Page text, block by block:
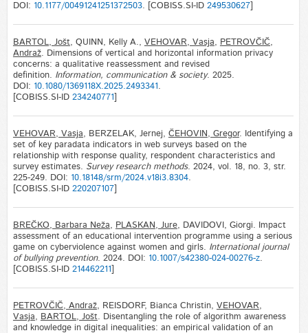
DOI: 10.1177/00491241251372503. [COBISS.SI-ID 249530627]
BARTOL, Jošt, QUINN, Kelly A., VEHOVAR, Vasja, PETROVČIČ,
Andraž. Dimensions of vertical and horizontal information privacy
concerns: a qualitative reassessment and revised
definition. Information, communication & society. 2025.
DOI: 10.1080/1369118X.2025.2493341 .
[COBISS.SI-ID 234240771
VEHOVAR, Vasja, BERZELAK, Jernej, ČEHOVIN, Gregor. Identifying a
set of key paradata indicators in web surveys based on the
relationship with response quality, respondent characteristics and
survey estimates. Survey research methods. 2024, vol. 18, no. 3, str.
225-249. DOI: 10.18148/srm/2024.v18i3.8304.
[COBISS.SI-ID 220207107]
BREČKO, Barbara Neža, PLASKAN, Jure, DAVIDOVI, Giorgi. Impact
assessment of an educational intervention programme using a serious
game on cyberviolence against women and girls. International journal
of bullying prevention. 2024. DOI: 10.1007/s42380-024-00276-z.
[COBISS.SI-ID 214462211
PETROVČIČ, Andraž, REISDORF, Bianca Christin, VEHOVAR,
Vasja, BARTOL, Jošt. Disentangling the role of algorithm awareness
and knowledge in digital inequalities: an empirical validation of an